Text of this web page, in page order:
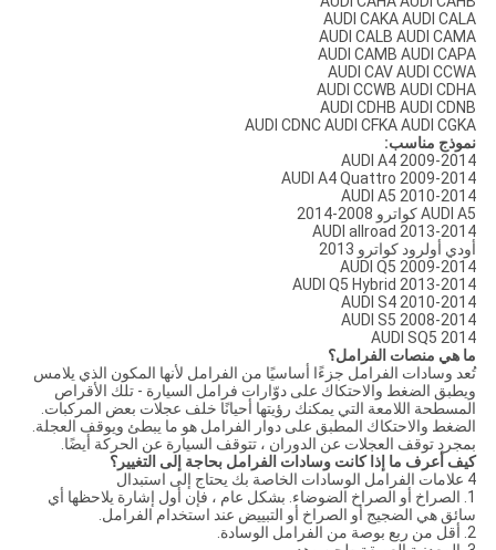
AUDI CAKA AUDI CALA
AUDI CALB AUDI CAMA
AUDI CAMB AUDI CAPA
AUDI CAV AUDI CCWA
AUDI CCWB AUDI CDHA
AUDI CDHB AUDI CDNB
AUDI CDNC AUDI CFKA AUDI CGKA
نموذج مناسب:
AUDI A4 2009-2014
AUDI A4 Quattro 2009-2014
AUDI A5 2010-2014
AUDI A5 كواترو 2008-2014
AUDI allroad 2013-2014
أودي أولرود كواترو 2013
AUDI Q5 2009-2014
AUDI Q5 Hybrid 2013-2014
AUDI S4 2010-2014
AUDI S5 2008-2014
AUDI SQ5 2014
ما هي منصات الفرامل؟
تُعد وسادات الفرامل جزءًا أساسيًا من الفرامل لأنها المكون الذي يلامس
ويطبق الضغط والاحتكاك على دوّارات فرامل السيارة - تلك الأقراص
المسطحة اللامعة التي يمكنك رؤيتها أحيانًا خلف عجلات بعض المركبات.
الضغط والاحتكاك المطبق على دوار الفرامل هو ما يبطئ ويوقف العجلة.
بمجرد توقف العجلات عن الدوران ، تتوقف السيارة عن الحركة أيضًا.
كيف أعرف ما إذا كانت وسادات الفرامل بحاجة إلى التغيير؟
4 علامات الفرامل الوسادات الخاصة بك يحتاج إلى استبدال
1. الصراخ أو الصراخ الضوضاء. بشكل عام ، فإن أول إشارة يلاحظها أي
سائق هي الضجيج أو الصراخ أو التبييض عند استخدام الفرامل.
2. أقل من ربع بوصة من الفرامل الوسادة.